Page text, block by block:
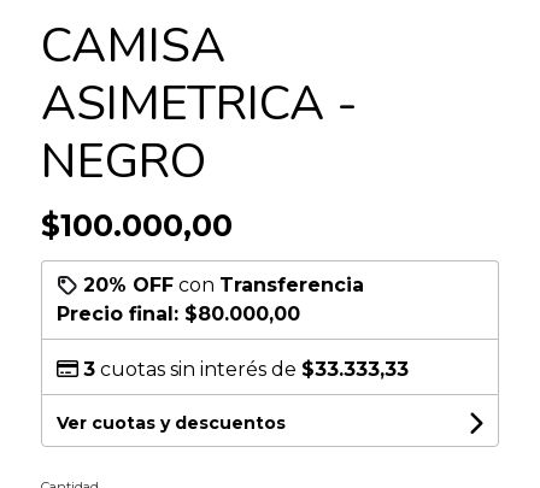
CAMISA
ASIMETRICA -
NEGRO
$100.000,00
20% OFFcon Transferencia
Precio final: $80.000,00
3cuotas sin interés de $33.333,33
Ver cuotas y descuentos